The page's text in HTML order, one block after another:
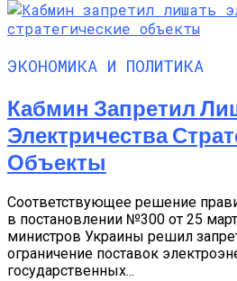
ЭКОНОМИКА И ПОЛИТИКА
Кабмин Запретил
Электричества
Объекты
Соответствующее решение
в постановлении №300 от 25
министров Украины решил
ограничение поставок
государственных...